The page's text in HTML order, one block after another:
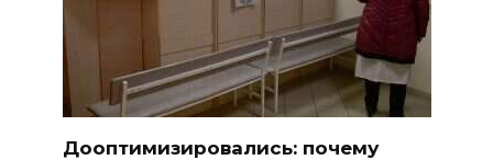
Дооптимизировались: почему